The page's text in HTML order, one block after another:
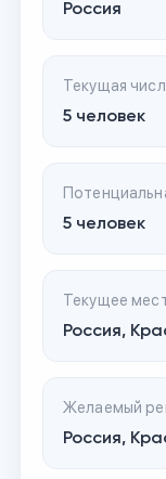
Россия
Текущая
5 человек
5 человек
Текущее
Россия,
Желаемый
Россия,